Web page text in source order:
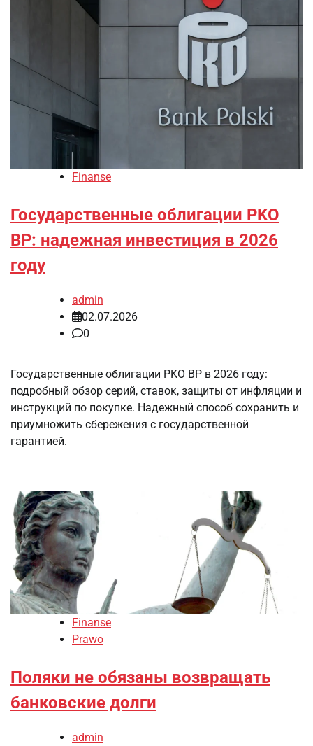
Finanse
Государственные облигации PKO
BP: надежная инвестиция в 2026
году
admin
02.07.2026
0
Государственные облигации PKO BP в 2026 году:
подробный обзор серий, ставок, защиты от инфляции и
инструкций по покупке. Надежный способ сохранить и
приумножить сбережения с государственной
гарантией.
Finanse
Prawo
Поляки не обязаны возвращать
банковские долги
admin